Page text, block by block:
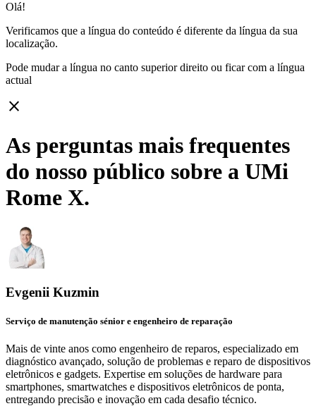
Olá!
Verificamos que a língua do conteúdo é diferente da língua da sua
localização.
Pode mudar a língua no canto superior direito ou ficar com a língua
actual
close
As perguntas mais frequentes
do nosso público sobre a UMi
Rome X.
Evgenii Kuzmin
Serviço de manutenção sénior e engenheiro de reparação
Mais de vinte anos como engenheiro de reparos, especializado em
diagnóstico avançado, solução de problemas e reparo de dispositivos
eletrônicos e gadgets. Expertise em soluções de hardware para
smartphones, smartwatches e dispositivos eletrônicos de ponta,
entregando precisão e inovação em cada desafio técnico.